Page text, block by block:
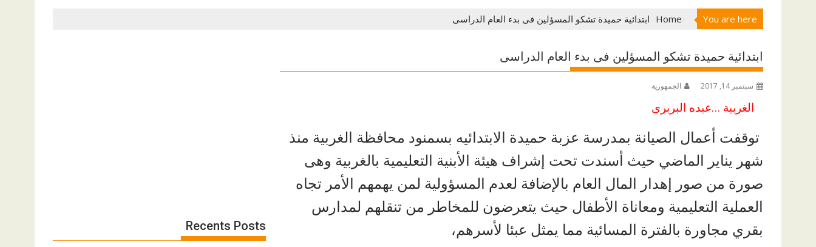
You are here
Home ابتدائية حميدة تشكو المسؤلين فى بدء العام الدراسى
ابتدائية حميدة تشكو المسؤلين فى بدء العام الدراسى
سبتمبر 14, 2017 الجمهورية
الغربية …عبده البربرى
توقفت أعمال الصيانة بمدرسة عزبة حميدة الابتدائيه بسمنود محافظة الغربية منذ
شهر يناير الماضي حيث أسندت تحت إشراف هيئة الأبنية التعليمية بالغربية وهى
صورة من صور إهدار المال العام بالإضافة لعدم المسؤولية لمن يهمهم الأمر تجاه
العملية التعليمية ومعاناة الأطفال حيث يتعرضون للمخاطر من تنقلهم لمدارس
بقري مجاورة بالفترة المسائية مما يمثل عبئا لأسرهم،
Recents Posts